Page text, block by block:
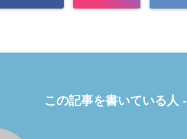
この記事を書いている人 -